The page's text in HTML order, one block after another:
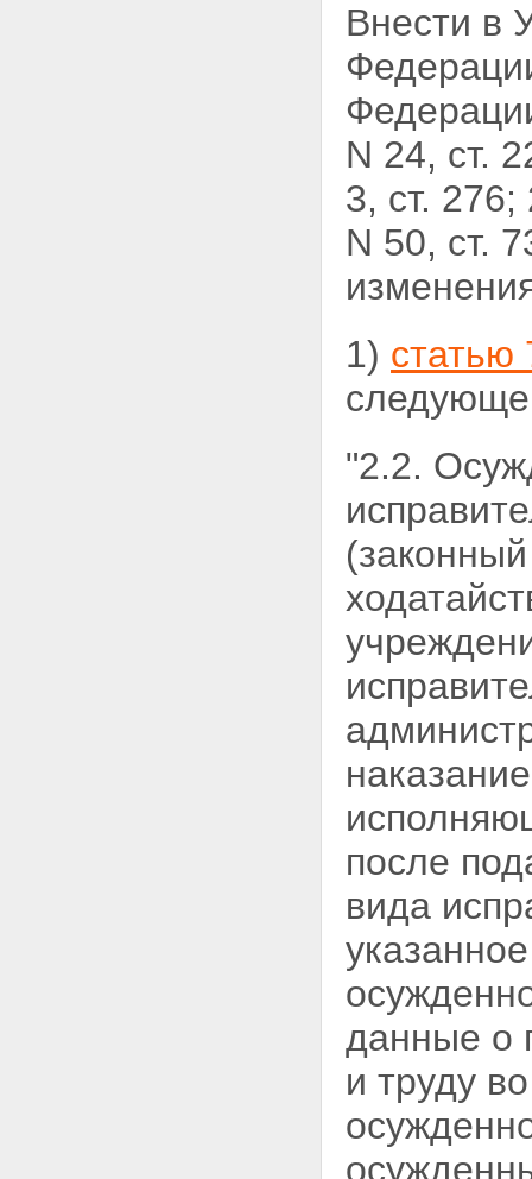
Внести в
N 24, ст.
3, ст.
N 50, ст.
1) статью
"2.2.
после
вида
данные о
и труду